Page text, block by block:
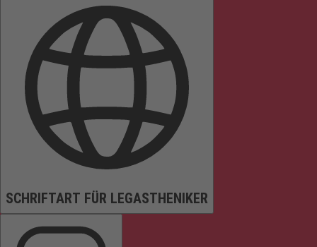
SCHRIFTART FÜR LEGASTHENIKER